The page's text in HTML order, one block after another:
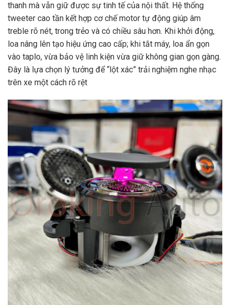
thanh mà vẫn giữ được sự tinh tế của nội thất. Hệ thống
tweeter cao tần kết hợp cơ chế motor tự động giúp âm
treble rõ nét, trong trẻo và có chiều sâu hơn. Khi khởi động,
loa nâng lên tạo hiệu ứng cao cấp; khi tắt máy, loa ẩn gọn
vào taplo, vừa bảo vệ linh kiện vừa giữ không gian gọn gàng.
Đây là lựa chọn lý tưởng để “lột xác” trải nghiệm nghe nhạc
trên xe một cách rõ rệt